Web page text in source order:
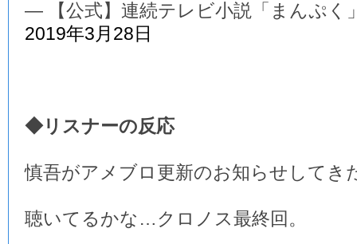
— 【公式】連続テレビ小説「まんぷく
2019年3月28日
◆リスナーの反応
慎吾がアメブロ更新のお知らせしてき
聴いてるかな…クロノス最終回。